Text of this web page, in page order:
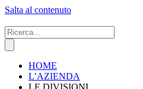
Salta al contenuto
HOME
L’AZIENDA
LE DIVISIONI